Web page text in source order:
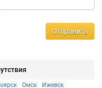
Отправить
Омск
Ижевск